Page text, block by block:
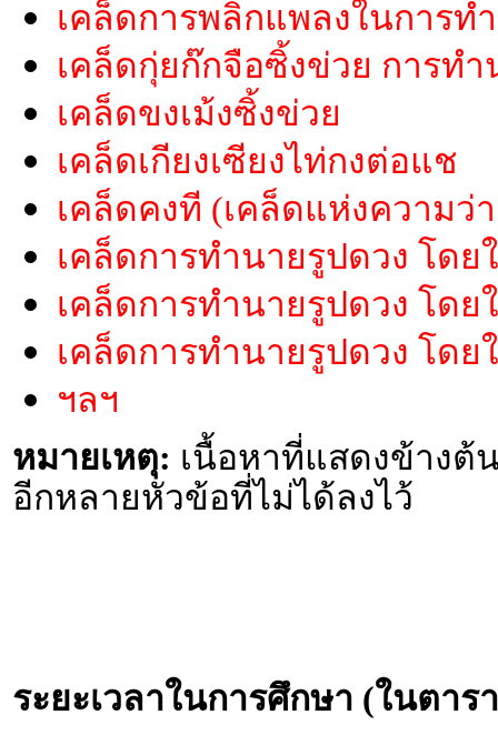
เคล็ดการพลิกแพลงในการ
เคล็ดกุ่ยก๊กจือซิ้งข่วย การท
เคล็ดขงเม้งซิ้งข่วย
เคล็ดเกียงเซียงไท่กงต่อแช
เคล็ดคงที (เคล็ดแห่งความว่
เคล็ดการทำนายรูปดวง โดย
เคล็ดการทำนายรูปดวง โดย
เคล็ดการทำนายรูปดวง โด
ฯลฯ
หมายเหตุ: เนื้อหาที่แสดงข้างต้
อีกหลายหัวข้อที่ไม่ได้ลงไว้
ระยะเวลาในการศึกษา (ในตาร